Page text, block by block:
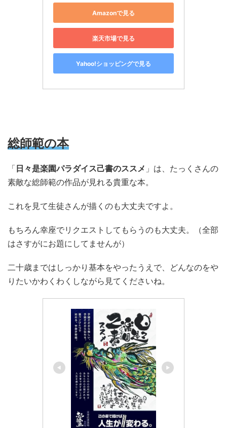
Amazonで見る
楽天市場で見る
Yahoo!ショッピングで見る
総師範の本
「 日々是楽園パラダイス己書のススメ 」は、たっくさんの
素敵な総師範の作品が見れる貴重な本。
これを見て生徒さんが描くのも大丈夫ですよ。
もちろん幸座でリクエストしてもらうのも大丈夫。（全部
はさすがにお題にしてませんが）
二十歳まではしっかり基本をやったうえで、どんなのをや
りたいかわくわくしながら見てくださいね。